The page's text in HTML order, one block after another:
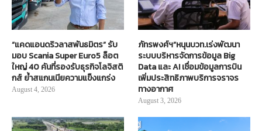
“แคดแอนดริวลาสพันธมิตร” รับ
มอบ Scania Super Euro5 ล็อต
ใหญ่ 40 คันที่รองรับธุรกิจโลจิสติ
กส์ ย้ำสแกนเนียความแข็งแกร่ง
August 4, 2026
ภัทรพงศ์ฯ”หนุนบวท.เร่งพัฒนา
ระบบบริหารจัดการข้อมูล Big
Data และ AI เชื่อมข้อมูลการบิน
เพิ่มประสิทธิภาพบริการจราจร
ทางอากาศ
August 3, 2026